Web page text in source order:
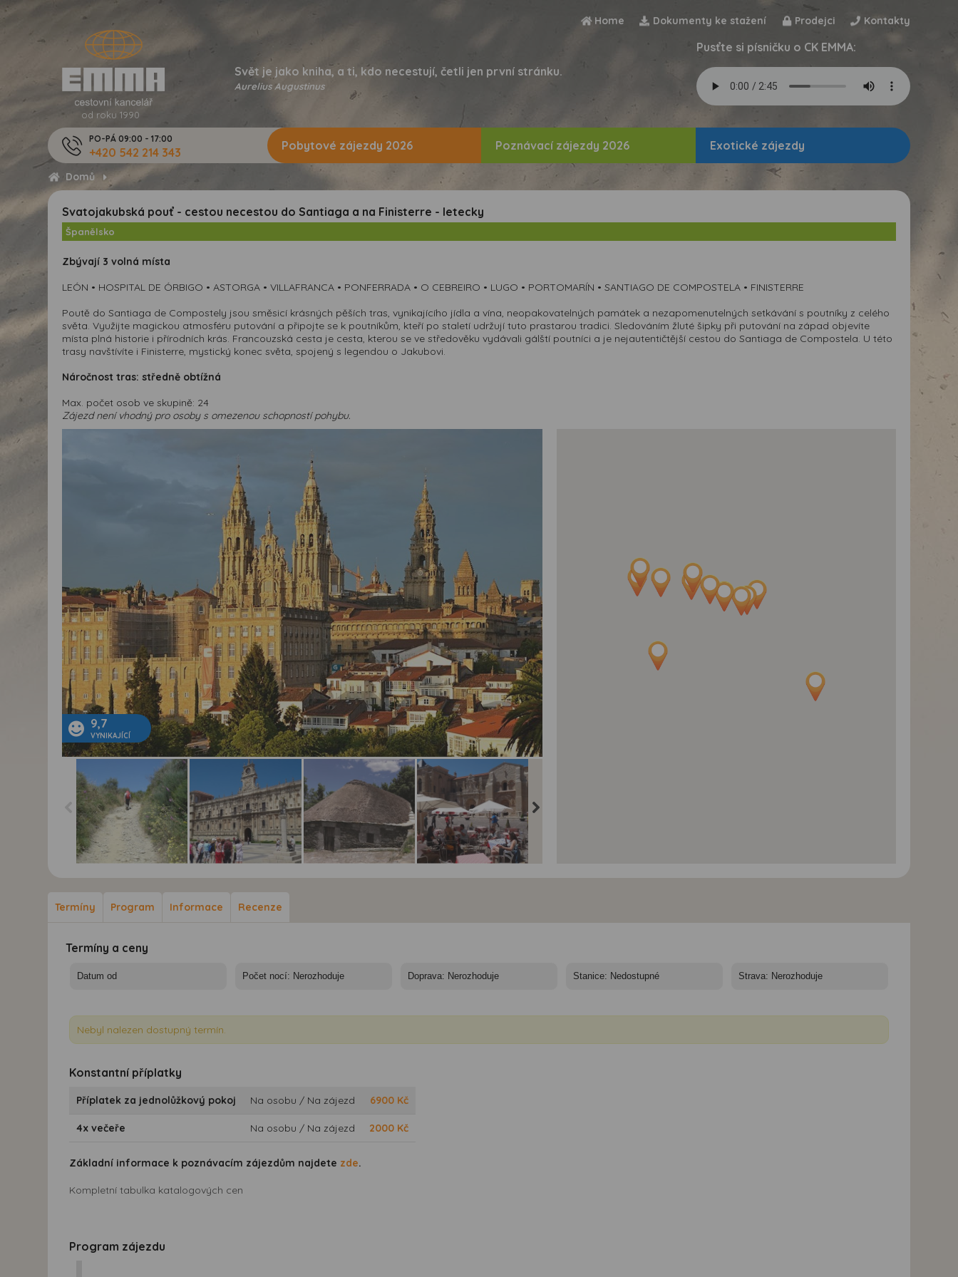
Home Dokumenty ke stažení Prodejci Kontakty
od roku 1990
Svět je jako kniha, a ti, kdo necestují, četli jen první stránku.
Aurelius Augustinus
Pusťte si písničku o CK EMMA:
PO-PÁ 09:00 - 17:00
+420 542 214 343
Domů
Pobytové zájezdy 2026 Poznávací zájezdy 2026 Exotické zájezdy
Svatojakubská pouť - cestou necestou do Santiaga a na Finisterre - letecky
Španělsko
Zbývají 3 volná místa
LEÓN • HOSPITAL DE ÓRBIGO • ASTORGA • VILLAFRANCA • PONFERRADA • O CEBREIRO • LUGO • PORTOMARÍN • SANTIAGO DE COMPOSTELA • FINISTERRE
Poutě do Santiaga de Compostely jsou směsicí krásných pěších tras, vynikajícího jídla a vína, neopakovatelných památek a nezapomenutelných setkávání s poutníky z celého
světa. Využijte magickou atmosféru putování a připojte se k poutníkům, kteří po staletí udržují tuto prastarou tradici. Sledováním žluté šipky při putování na západ objevíte
místa plná historie i přírodních krás. Francouzská cesta je cesta, kterou se ve středověku vydávali gálští poutníci a je nejautentičtější cestou do Santiaga de Compostela. U této
trasy navštívíte i Finisterre, mystický konec světa, spojený s legendou o Jakubovi.
Náročnost tras: středně obtížná
Max. počet osob ve skupině: 24
Zájezd není vhodný pro osoby s omezenou schopností pohybu.
9,7
VYNIKAJÍCÍ
Finisterre - letecky -
Finisterre - letecky -
Termíny Program Informace Recenze
Termíny a ceny
Nebyl nalezen dostupný termín.
Konstantní příplatky
Příplatek za jednolůžkový pokoj Na osobu / Na zájezd 6900 Kč
4x večeře Na osobu / Na zájezd 2000 Kč
Základní informace k poznávacím zájezdům najdete zde.
Kompletní tabulka katalogových cen
Program zájezdu